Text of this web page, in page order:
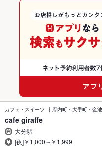
カフェ・スイーツ 府内町・大手町・金池
cafe giraffe
大分駅
[夜]￥1,000～￥1,999